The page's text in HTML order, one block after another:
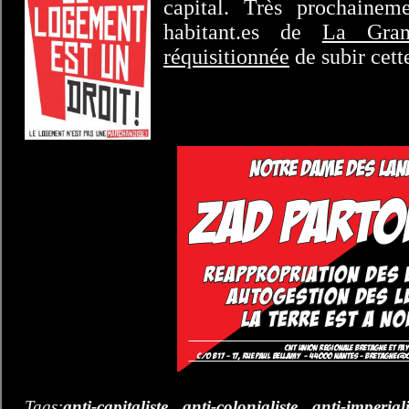
capital. Très
habitant.es de La
réquisitionnée de subir